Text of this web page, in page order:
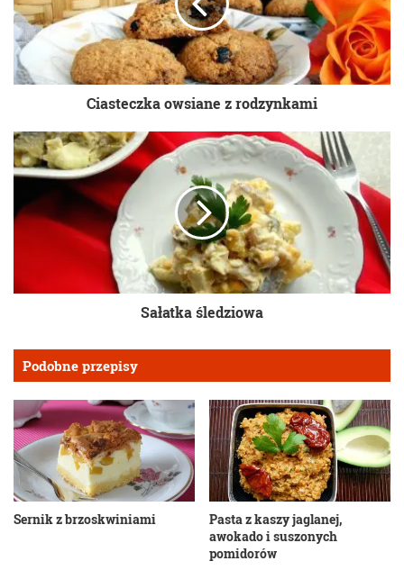
Ciasteczka owsiane z rodzynkami
Sałatka śledziowa
Podobne przepisy
Sernik z brzoskwiniami
Pasta z kaszy jaglanej,
awokado i suszonych
pomidorów